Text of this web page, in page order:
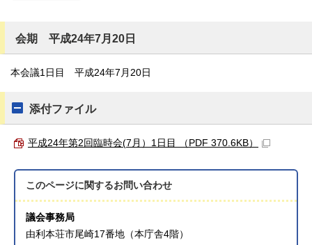
会期 平成24年7月20日
本会議1日目 平成24年7月20日
添付ファイル
平成24年第2回臨時会(7月）1日目 （PDF 370.6KB）
このページに関するお問い合わせ
議会事務局
由利本荘市尾崎17番地（本庁舎4階）